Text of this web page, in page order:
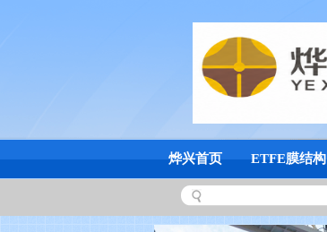
烨兴首页 ETFE膜结构